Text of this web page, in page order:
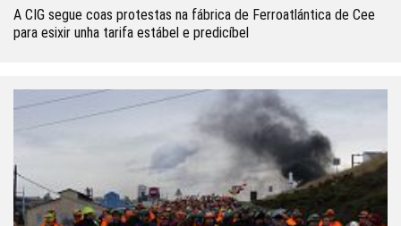
A CIG segue coas protestas na fábrica de Ferroatlántica de Cee
para esixir unha tarifa estábel e predicíbel